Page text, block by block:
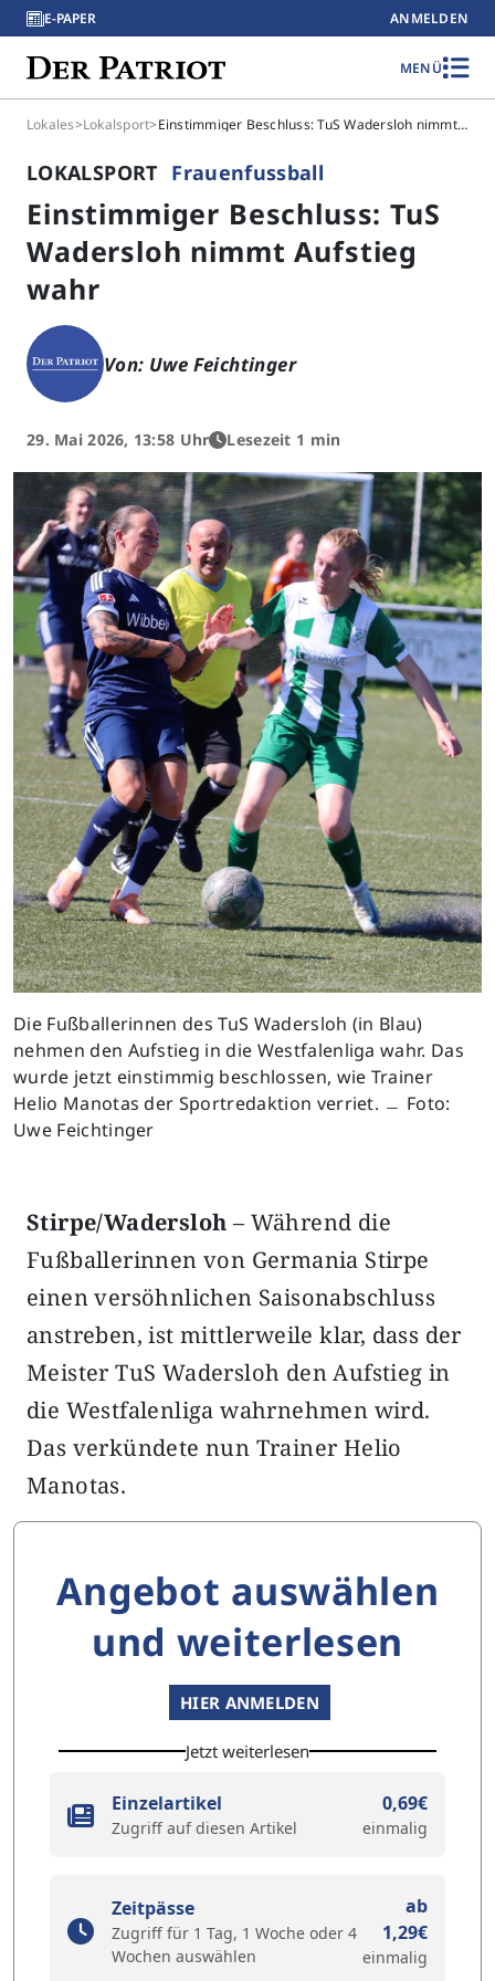
E-PAPER ANMELDEN
MENÜ
Lokales>Lokalsport> Einstimmiger Beschluss: TuS Wadersloh nimmt Aufstieg wahr
LOKALSPORT Frauenfussball
Einstimmiger Beschluss: TuS
Wadersloh nimmt Aufstieg
wahr
Von: Uwe Feichtinger
29. Mai 2026, 13:58 Uhr Lesezeit 1 min
Die Fußballerinnen des TuS Wadersloh (in Blau)
nehmen den Aufstieg in die Westfalenliga wahr. Das
wurde jetzt einstimmig beschlossen, wie Trainer
Helio Manotas der Sportredaktion verriet. ﹘ Foto:
Uwe Feichtinger
Stirpe/Wadersloh – Während die
Fußballerinnen von Germania Stirpe
einen versöhnlichen Saisonabschluss
anstreben, ist mittlerweile klar, dass der
Meister TuS Wadersloh den Aufstieg in
die Westfalenliga wahrnehmen wird.
Das verkündete nun Trainer Helio
Manotas.
Angebot auswählen
und weiterlesen
HIER ANMELDEN
Jetzt weiterlesen
Einzelartikel
Zugriff auf diesen Artikel
0,69€
einmalig
Zeitpässe
Zugriff für 1 Tag, 1 Woche oder 4
Wochen auswählen
ab
1,29€
einmalig